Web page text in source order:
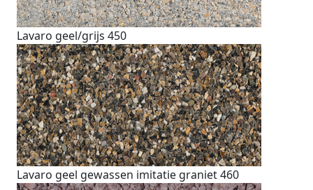
Lavaro geel/grijs 450
Lavaro geel gewassen imitatie graniet 460